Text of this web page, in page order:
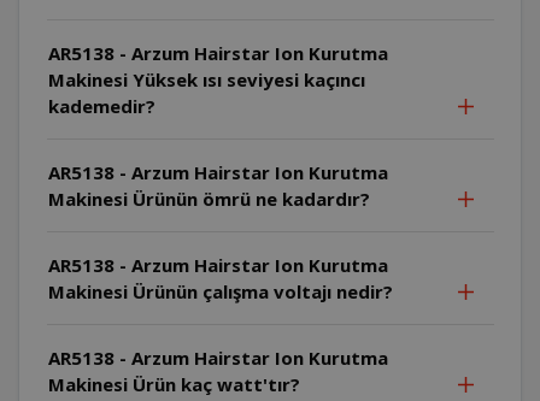
AR5138 - Arzum Hairstar Ion Kurutma
Makinesi Yüksek ısı seviyesi kaçıncı
kademedir?
AR5138 - Arzum Hairstar Ion Kurutma
Makinesi Ürünün ömrü ne kadardır?
AR5138 - Arzum Hairstar Ion Kurutma
Makinesi Ürünün çalışma voltajı nedir?
AR5138 - Arzum Hairstar Ion Kurutma
Makinesi Ürün kaç watt'tır?